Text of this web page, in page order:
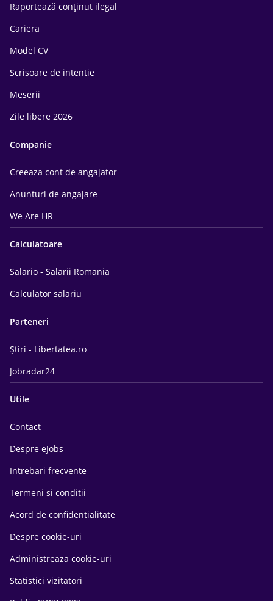
Raportează conținut ilegal
Cariera
Model CV
Scrisoare de intentie
Meserii
Zile libere 2026
Companie
Creeaza cont de angajator
Anunturi de angajare
We Are HR
Calculatoare
Salario - Salarii Romania
Calculator salariu
Parteneri
Știri - Libertatea.ro
Jobradar24
Utile
Contact
Despre eJobs
Intrebari frecvente
Termeni si conditii
Acord de confidentialitate
Despre cookie-uri
Administreaza cookie-uri
Statistici vizitatori